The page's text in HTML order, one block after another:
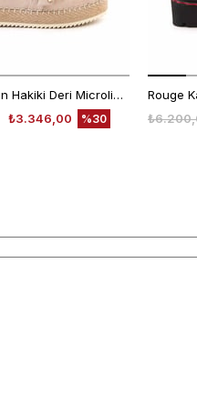
Rouge Kadın Hakiki Deri Microlight Taban Bej Süet Günlük Terlik
₺3.346,00
%30